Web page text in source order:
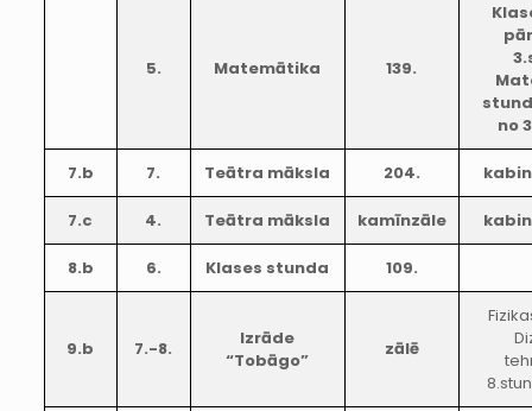
5. Matemātika 139.
no
7.b 7. Teātra māksla 204.
7.c 4. Teātra māksla kamīnzāle
8.b 6. Klases stunda 109.
9.b 7.-8.
Izrāde
“Tobāgo”
zālē